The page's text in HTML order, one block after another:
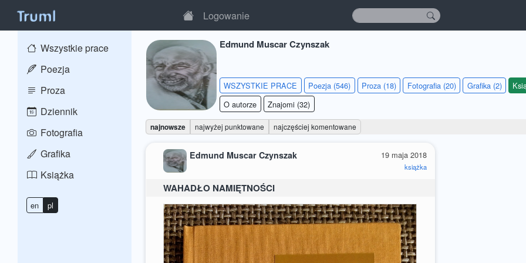
Logowanie
Wszystkie prace
Poezja
Proza
Dziennik
Fotografia
Grafika
Książka
en pl
Edmund Muscar Czynszak
WSZYSTKIE PRACE Poezja (546) Proza (18) Fotografia (20) Grafika (2)
O autorze
Znajomi (32)
najnowsze najwyżej punktowane najczęściej komentowane
19 maja 2018
książka
Edmund Muscar Czynszak
WAHADŁO NAMIĘTNOŚCI